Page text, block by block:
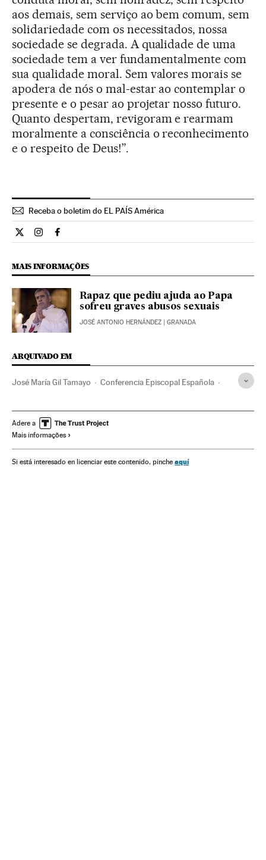
aos demais, sem serviço ao bem comum, sem
solidariedade com os necessitados, nossa
sociedade se degrada. A qualidade de uma
sociedade tem a ver fundamentalmente com
sua qualidade moral. Sem valores morais se
apodera de nós o mal-estar ao contemplar o
presente e o pesar ao projetar nosso futuro.
Quanto despertam, revigoram e rearmam
moralmente a consciência o reconhecimento
e o respeito de Deus!”.
Receba o boletim do EL PAÍS América
Internacional El País Brasil en Twitter
Internacional El País Brasil en Instagram
Internacional El País Brasil en Facebook
MAIS INFORMAÇÕES
Rapaz que pediu ajuda ao Papa
sofreu graves abusos sexuais
JOSÉ ANTONIO HERNÁNDEZ | GRANADA
ARQUIVADO EM
José María Gil Tamayo Conferencia Episcopal Española
Iglesia Católica española
Crimes sexuais
Justiça Religião Parafilias Sexualidade Sociedade
Adere a
Mais informações
Si está interesado en licenciar este contenido, pinche aquí